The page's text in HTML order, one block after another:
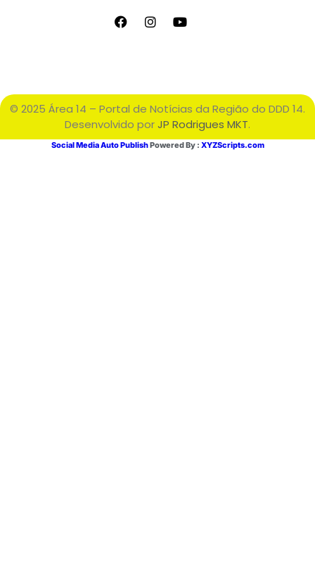
© 2025 Área 14 – Portal de Notícias da Região do DDD 14.
Desenvolvido porJP Rodrigues MKT.
Social Media Auto PublishPowered By : XYZScripts.com